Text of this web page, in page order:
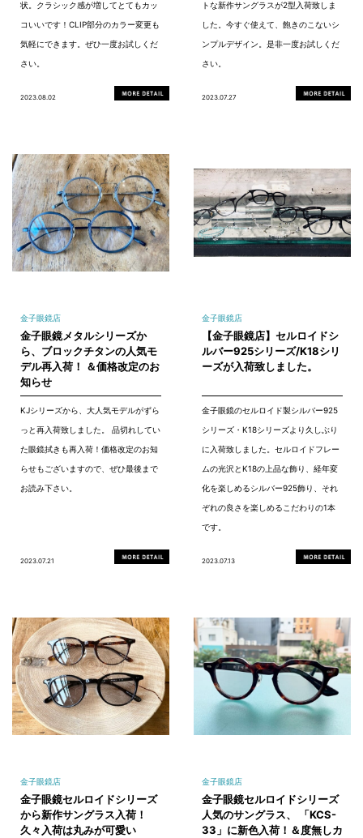
状。クラシック感が増してとてもカッ
コいいです！CLIP部分のカラー変更も
気軽にできます。ぜひ一度お試しくだ
さい。
2023.08.02
トな新作サングラスが2型入荷致しま
した。今すぐ使えて、飽きのこないシ
ンプルデザイン。是非一度お試しくだ
さい。
2023.07.27
金子眼鏡店
金子眼鏡メタルシリーズか
ら、ブロックチタンの人気モ
デル再入荷！ ＆価格改定のお
知らせ
KJシリーズから、大人気モデルがずら
っと再入荷致しました。 品切れしてい
た眼鏡拭きも再入荷！価格改定のお知
らせもございますので、ぜひ最後まで
お読み下さい。
2023.07.21
金子眼鏡店
【金子眼鏡店】セルロイドシ
ルバー925シリーズ/K18シリ
ーズが入荷致しました。
金子眼鏡のセルロイド製シルバー925
シリーズ・K18シリーズより久しぶり
に入荷致しました。セルロイドフレー
ムの光沢とK18の上品な飾り、経年変
化を楽しめるシルバー925飾り、それ
ぞれの良さを楽しめるこだわりの1本
です。
2023.07.13
金子眼鏡店
金子眼鏡セルロイドシリーズ
から新作サングラス入荷！
久々入荷は丸みが可愛い
金子眼鏡店
金子眼鏡セルロイドシリーズ
人気のサングラス、 「KCS-
33」に新色入荷！＆度無しカ